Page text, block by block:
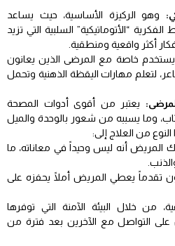
وهو الركيزة الأساسية، حيث يساعد
“الأتوماتيكية” السلبية التي تزيد
أكثر واقعية ومنطقية.
يستخدم خاصة مع المرضى الذين يعانون
لتعلم مهارات اليقظة الذهنية وتحمل
يعتبر من أقوى أدوات المصحة
وما يسببه من شعور بالوحدة والميل
من العلاج إلى:
المريض أنه ليس وحيداً في معاناته، ما
تقدماً يعطي المريض أملًا يحفزه على
من خلال البيئة الآمنة التي توفرها
على التواصل مع الآخرين بعد فترة من